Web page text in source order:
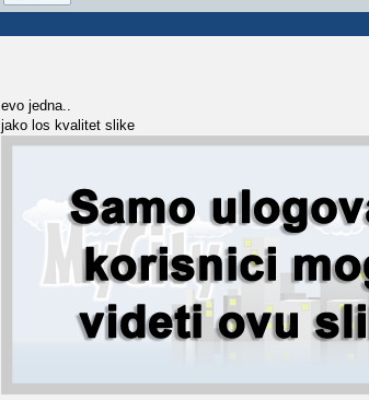
evo jedna..
jako los kvalitet slike